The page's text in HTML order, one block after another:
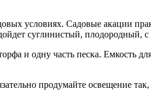
условиях. Садовые акации
суглинистый,
и одну часть песка.
продумайте освещение